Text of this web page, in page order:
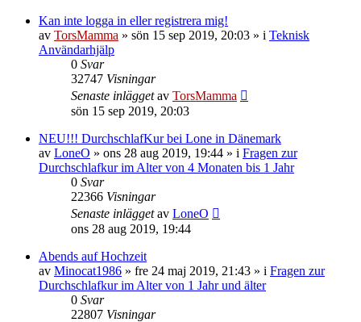
Kan inte logga in eller registrera mig!
av TorsMamma » sön 15 sep 2019, 20:03 » i Teknisk
Användarhjälp
0 Svar
32747 Visningar
Senaste inläggetav TorsMamma
sön 15 sep 2019, 20:03
NEU!!! DurchschlafKur bei Lone in Dänemark
av LoneO » ons 28 aug 2019, 19:44 » i Fragen zur
Durchschlafkur im Alter von 4 Monaten bis 1 Jahr
0 Svar
22366 Visningar
Senaste inläggetav LoneO
ons 28 aug 2019, 19:44
Abends auf Hochzeit
av Minocat1986 » fre 24 maj 2019, 21:43 » i Fragen zur
Durchschlafkur im Alter von 1 Jahr und älter
0 Svar
22807 Visningar